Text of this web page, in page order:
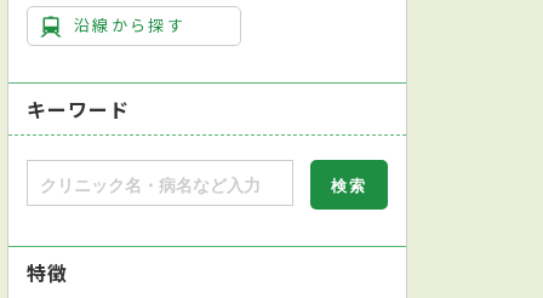
沿線から探す
キーワード
特徴